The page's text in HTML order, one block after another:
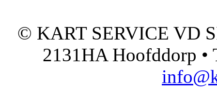
© KART SERVICE VD
2131HA Hoofddorp •